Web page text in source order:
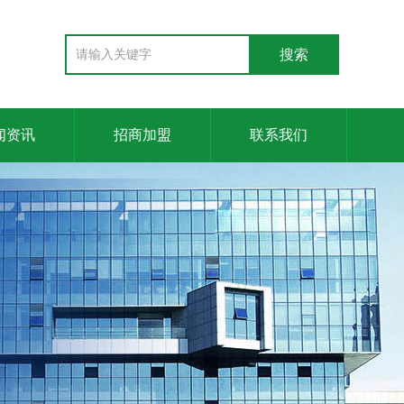
资讯 招商加盟 联系我们